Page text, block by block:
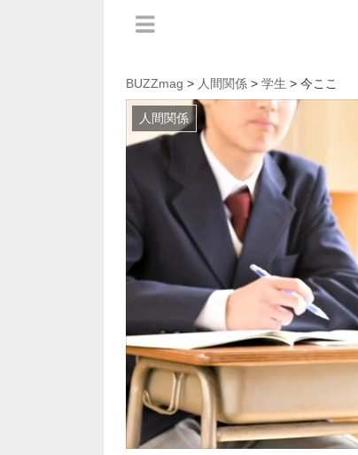
BUZZmag > 人間関係 > 学生 > 今ここ
人間関係